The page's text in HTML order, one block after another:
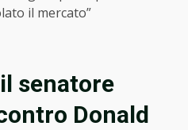
il mercato”
senatore
Donald